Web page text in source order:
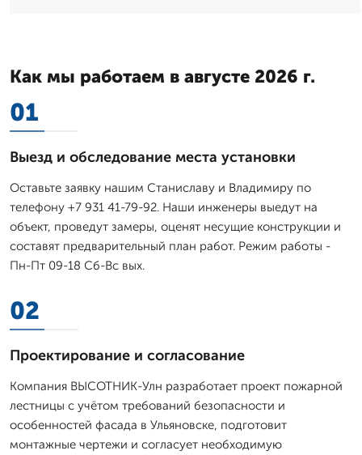
Как мы работаем в августе 2026 г.
01
Выезд и обследование места установки
Оставьте заявку нашим Станиславу и Владимиру по
телефону +7 931 41-79-92. Наши инженеры выедут на
объект, проведут замеры, оценят несущие конструкции и
составят предварительный план работ. Режим работы -
Пн-Пт 09-18 Сб-Вс вых.
02
Проектирование и согласование
Компания ВЫСОТНИК-Улн разработает проект пожарной
лестницы с учётом требований безопасности и
особенностей фасада в Ульяновске, подготовит
монтажные чертежи и согласует необходимую